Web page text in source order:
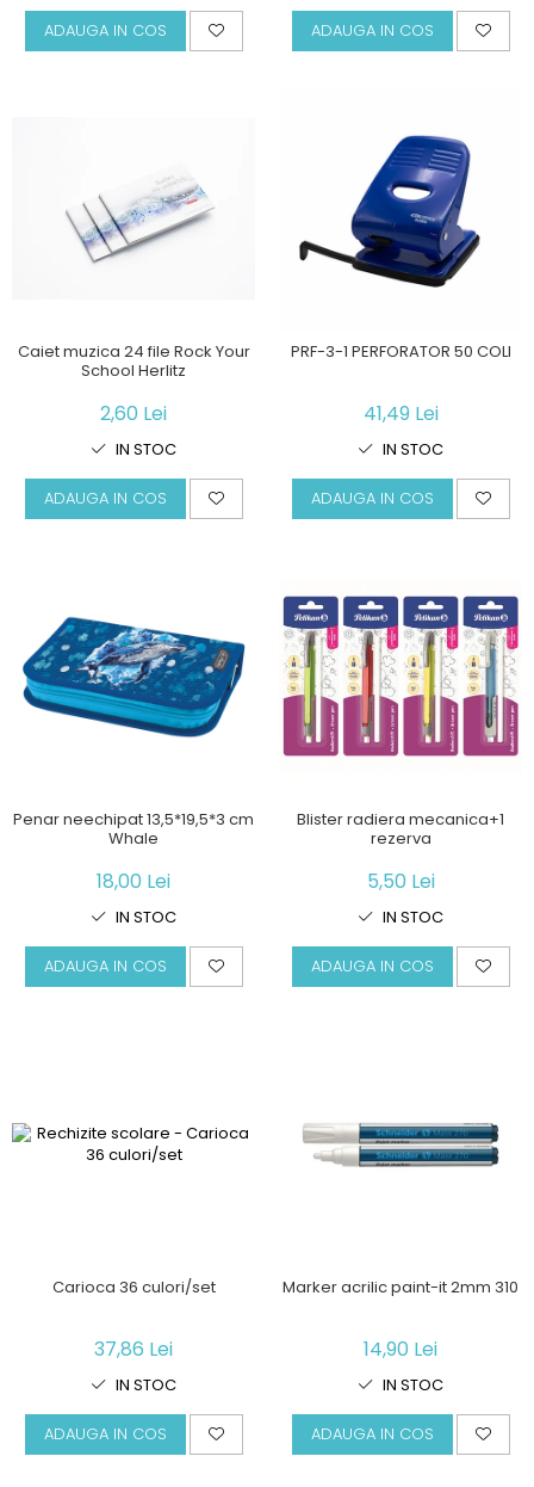
ADAUGA IN COS ADAUGA IN COS
Caiet muzica 24 file Rock Your
School Herlitz
2,60 Lei
IN STOC
ADAUGA IN COS
PRF-3-1 PERFORATOR 50 COLI
41,49 Lei
IN STOC
ADAUGA IN COS
Penar neechipat 13,5*19,5*3 cm
Whale
18,00 Lei
IN STOC
ADAUGA IN COS
Blister radiera mecanica+1
rezerva
5,50 Lei
IN STOC
ADAUGA IN COS
Carioca 36 culori/set
37,86 Lei
IN STOC
ADAUGA IN COS
Marker acrilic paint-it 2mm 310
14,90 Lei
IN STOC
ADAUGA IN COS